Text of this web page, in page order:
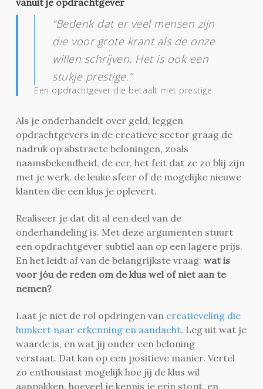
vanuit je opdrachtgever
“Bedenk dat er veel mensen zijn
die voor grote krant als de onze
willen schrijven. Het is ook een
stukje prestige.”
Een opdrachtgever die betaalt met prestige
Als je onderhandelt over geld, leggen
opdrachtgevers in de creatieve sector graag de
nadruk op abstracte beloningen, zoals
naamsbekendheid, de eer, het feit dat ze zo blij zijn
met je werk, de leuke sfeer of de mogelijke nieuwe
klanten die een klus je oplevert.
Realiseer je dat dit al een deel van de
onderhandeling is. Met deze argumenten stuurt
een opdrachtgever subtiel aan op een lagere prijs.
En het leidt af van de belangrijkste vraag: wat is
voor jóu de reden om de klus wel of niet aan te
nemen?
Laat je niet de rol opdringen van creatieveling die
hunkert naar erkenning en aandacht. Leg uit wat je
waarde is, en wat jij onder een beloning
verstaat. Dat kan op een positieve manier. Vertel
zo enthousiast mogelijk hoe jij de klus wil
aanpakken, hoeveel je kennis je erin stopt, en